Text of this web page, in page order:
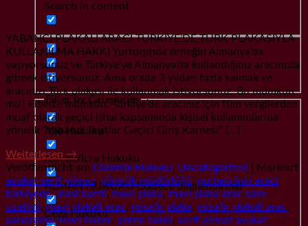
Search in content
Filter by Categories
Aile Hukuku
Alacak/İcra Hukuku
ALMAN HUKUKU (Sadece Bilgilendirme)
Ceza Hukuku
YABANCI PLAKALI ARACI TÜRKİYE’DE TÜRK PLAKASIYLA
KULLANILMA HAKKI Yurtdışında örneğin Almanya’da
yaşıyorsunuz ve Türkiye’ye Almanya’da kullandığınız aracınızla
gitmek istiyorsunuz. Ama orada 2 yıldan fazla kalmak ve
aracınızı Türk plakası ile kullanmak istiyorsunuz. Bu mümkün
mü? Elbette mümkün. Türkiye’de aracınız için tüm vergilerden
muaf olarak geçici ithal kapsamında kişisel kullanımlarına
yönelik “Yabancı Taşıtlar Geçici Giriş Karnesi” […]
Weiterlesen→
Veröffentlicht am Gümrük Hukuku, Uncategorized
Markiert
avukat serif yilmaz, gümrük müdürlüğü,gurbetcinin araci
türkiyede,mavi kartli, mavi plaka, mavi plaka arac süre
uzatimi, mavi plakali arac, misafir plaka, misafir plakali arac,
panorama news haber, permi hakki, serif yilmaz avukat,